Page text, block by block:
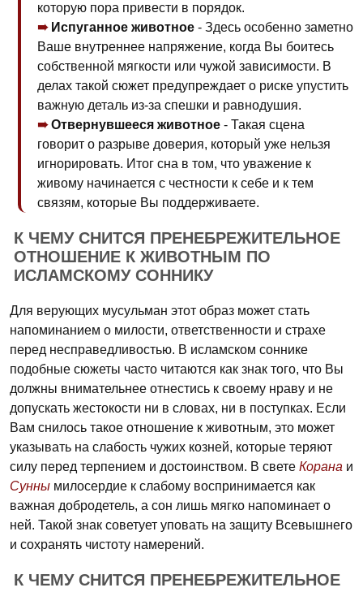
которую пора привести в порядок.
Испуганное животное - Здесь особенно заметно
Ваше внутреннее напряжение, когда Вы боитесь
собственной мягкости или чужой зависимости. В
делах такой сюжет предупреждает о риске упустить
важную деталь из-за спешки и равнодушия.
Отвернувшееся животное - Такая сцена
говорит о разрыве доверия, который уже нельзя
игнорировать. Итог сна в том, что уважение к
живому начинается с честности к себе и к тем
связям, которые Вы поддерживаете.
К ЧЕМУ СНИТСЯ ПРЕНЕБРЕЖИТЕЛЬНОЕ
ОТНОШЕНИЕ К ЖИВОТНЫМ ПО
ИСЛАМСКОМУ СОННИКУ
Для верующих мусульман этот образ может стать
напоминанием о милости, ответственности и страхе
перед несправедливостью. В исламском соннике
подобные сюжеты часто читаются как знак того, что Вы
должны внимательнее отнестись к своему нраву и не
допускать жестокости ни в словах, ни в поступках. Если
Вам снилось такое отношение к животным, это может
указывать на слабость чужих козней, которые теряют
силу перед терпением и достоинством. В свете Корана и
Сунны милосердие к слабому воспринимается как
важная добродетель, а сон лишь мягко напоминает о
ней. Такой знак советует уповать на защиту Всевышнего
и сохранять чистоту намерений.
К ЧЕМУ СНИТСЯ ПРЕНЕБРЕЖИТЕЛЬНОЕ